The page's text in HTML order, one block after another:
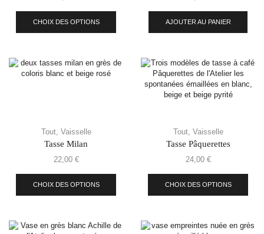
CHOIX DES OPTIONS AJOUTER AU PANIER
Tout, Vaisselle
Tasse Milan
22,00 €
CHOIX DES OPTIONS
Tout, Vaisselle
Tasse Pâquerettes
24,00 €
CHOIX DES OPTIONS